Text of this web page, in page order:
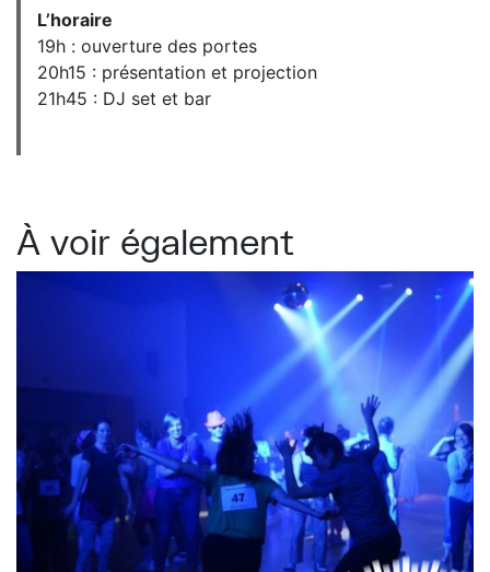
L’horaire
19h : ouverture des portes
20h15 : présentation et projection
21h45 : DJ set et bar
À voir également